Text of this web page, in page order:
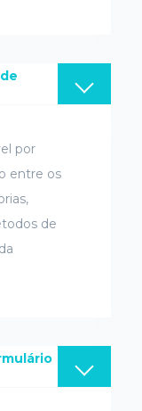
por
entre os
de